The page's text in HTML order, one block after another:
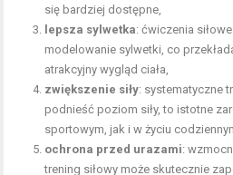
się bardziej dostępne,
lepsza sylwetka: ćwiczenia
modelowanie sylwetki, co
atrakcyjny wygląd ciała,
zwiększenie siły: systematyczne
podnieść poziom siły, to istotne
sportowym, jak i w życiu
ochrona przed urazami:
trening siłowy może skutecznie